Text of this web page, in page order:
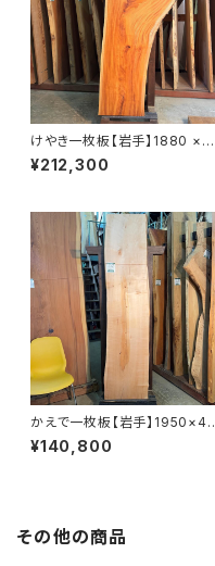
けやき一枚板【岩手】1880 ×44
0~770×45㎜【オイル塗装 仕
上げ済み】
¥212,300
かえで一枚板【岩手】1950×40
0~470×50㎜【オイル塗装 仕
上げ済み】
¥140,800
その他の商品